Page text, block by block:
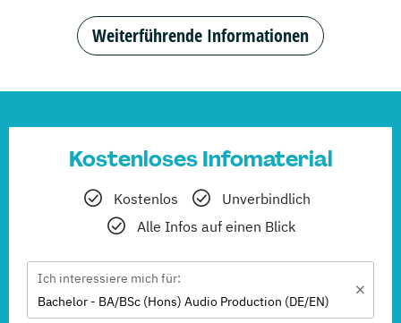
Weiterführende Informationen
Kostenloses Infomaterial
Kostenlos
Unverbindlich
Alle Infos auf einen Blick
Ich interessiere mich für:
Bachelor - BA/BSc (Hons) Audio Production (DE/EN)